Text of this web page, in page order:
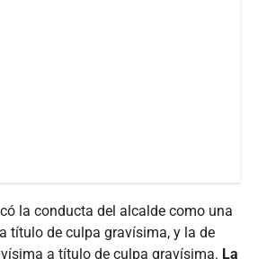
la conducta del alcalde como una
título de culpa gravísima, y la de
a título de culpa gravísima. La